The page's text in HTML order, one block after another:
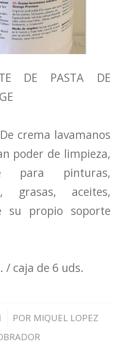
DE PASTA DE
crema lavamanos
poder de limpieza,
para pinturas,
grasas, aceites,
su propio soporte
/ caja de 6 uds.
POR MIQUEL LOPEZ